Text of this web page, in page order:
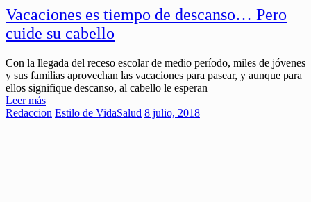
Vacaciones es tiempo de descanso… Pero
cuide su cabello
Con la llegada del receso escolar de medio período, miles de jóvenes
y sus familias aprovechan las vacaciones para pasear, y aunque para
ellos signifique descanso, al cabello le esperan
Leer más
Redaccion Estilo de VidaSalud 8 julio, 2018